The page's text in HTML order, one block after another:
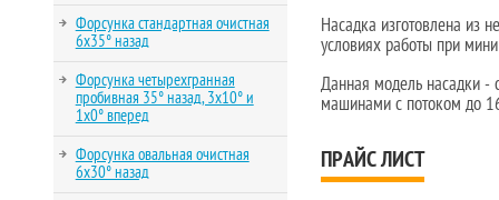
Форсунка стандартная очистная
6х35° назад
Форсунка четырехгранная
пробивная 35° назад, 3х10° и
1х0° вперед
Форсунка овальная очистная
6х30° назад
Насадка изготовлена из
условиях работы при
Данная модель насадки -
машинами с потоком до
ПРАЙС ЛИСТ